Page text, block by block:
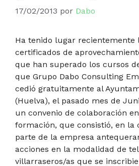
17/02/2013 por Dabo
Ha tenido lugar recientemente
certificados de
que han superado los cursos
que Grupo Dabo Consulting
cedió gratuitamente al
(Huelva), el pasado mes de
un convenio de colaboración
formación, que consistió, en la
parte de la empresa
acciones en la modalidad de
villarraseros/as que se